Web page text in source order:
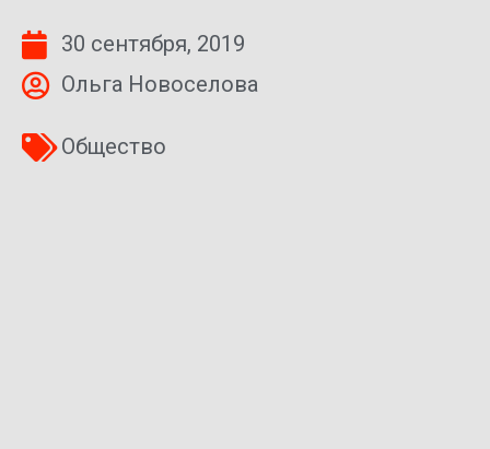
30 сентября, 2019
Ольга Новоселова
Общество